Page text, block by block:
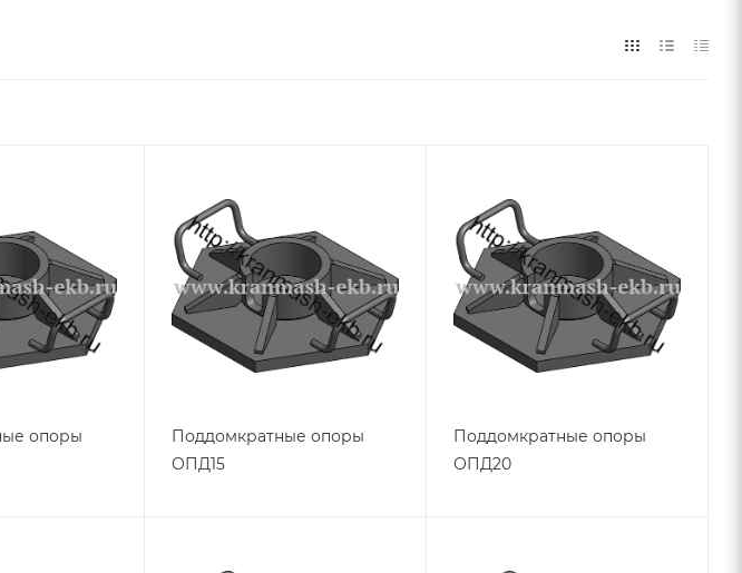
опоры
Поддомкратные опоры
ОПД15
Поддомкратные опоры
ОПД20